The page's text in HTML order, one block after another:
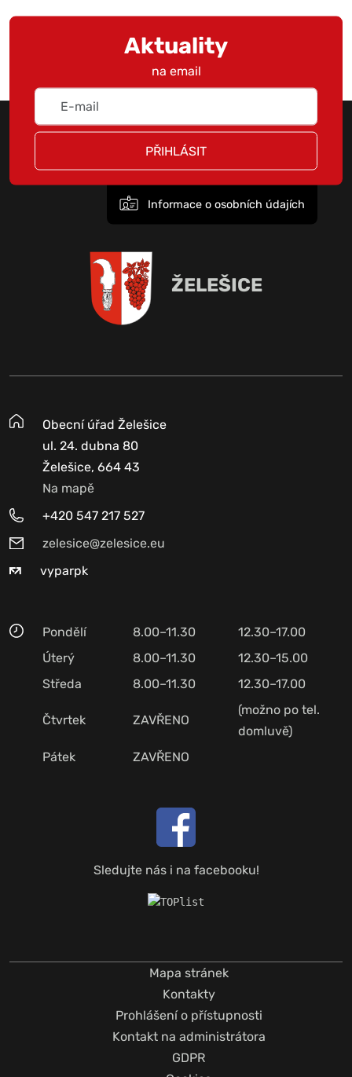
Aktuality
na email
PŘIHLÁSIT
Informace o osobních údajích
ŽELEŠICE
Obecní úřad Želešice
ul. 24. dubna 80
Želešice, 664 43
Na mapě
+420 547 217 527
zelesice@zelesice.eu
vyparpk
Pondělí 8.00–11.30
12.30–17.00
Úterý
8.00–11.30
12.30–15.00
Středa
8.00–11.30 12.30–17.00
Čtvrtek ZAVŘENO
(možno po tel.
domluvě)
Pátek
ZAVŘENO
Sledujte nás i na facebooku!
Mapa stránek
Kontakty
Prohlášení o přístupnosti
Kontakt na administrátora
GDPR